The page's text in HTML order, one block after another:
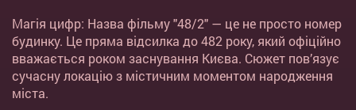
Магія цифр: Назва фільму "48/2" — це не просто номер
будинку. Це пряма відсилка до 482 року, який офіційно
вважається роком заснування Києва. Сюжет пов’язує
сучасну локацію з містичним моментом народження
міста.